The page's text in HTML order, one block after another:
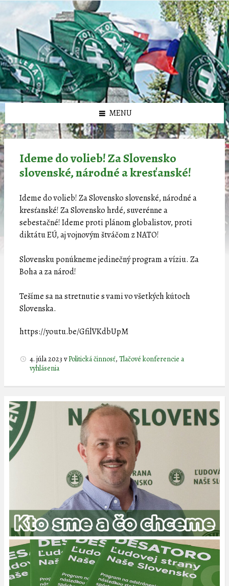
олимп казино
Preskočiť
Preskočiť
panel
Preskočiť
panel
Preskočiť
MENU
Ideme do volieb! Za Slovensko
slovenské, národné a kresťanské!
Ideme do volieb! Za Slovensko slovenské, národné a
kresťanské! Za Slovensko hrdé, suverénne a
sebestačné! Ideme proti plánom globalistov, proti
diktátu EÚ, aj vojnovým štváčom z NATO!
Slovensku ponúkneme jedinečný program a víziu. Za
Boha a za národ!
Tešíme sa na stretnutie s vami vo všetkých kútoch
Slovenska.
https://youtu.be/GfilVKdbUpM
4. júla 2023 vPolitická činnosť, Tlačové konferencie a
vyhlásenia